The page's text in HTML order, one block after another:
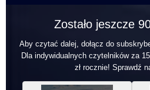
Zostało jeszcze
Aby czytać dalej, dołącz do
Dla indywidualnych czytelników za
zł rocznie! Sprawdź